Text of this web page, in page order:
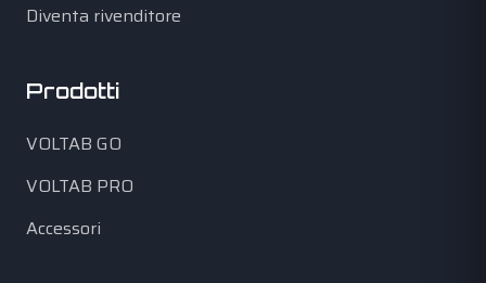
Diventa rivenditore
Prodotti
VOLTAB GO
VOLTAB PRO
Accessori